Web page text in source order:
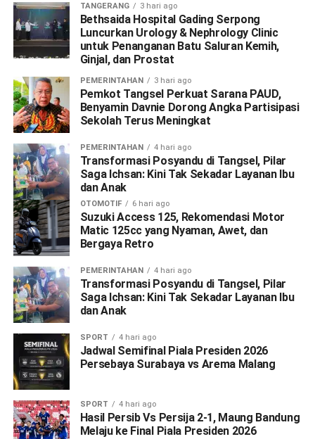
TANGERANG 3 hari ago
Bethsaida Hospital Gading Serpong
Luncurkan Urology & Nephrology Clinic
untuk Penanganan Batu Saluran Kemih,
Ginjal, dan Prostat
PEMERINTAHAN 3 hari ago
Pemkot Tangsel Perkuat Sarana PAUD,
Benyamin Davnie Dorong Angka Partisipasi
Sekolah Terus Meningkat
PEMERINTAHAN 4 hari ago
Transformasi Posyandu di Tangsel, Pilar
Saga Ichsan: Kini Tak Sekadar Layanan Ibu
dan Anak
OTOMOTIF 6 hari ago
Suzuki Access 125, Rekomendasi Motor
Matic 125cc yang Nyaman, Awet, dan
Bergaya Retro
PEMERINTAHAN 4 hari ago
Transformasi Posyandu di Tangsel, Pilar
Saga Ichsan: Kini Tak Sekadar Layanan Ibu
dan Anak
SPORT 4 hari ago
Jadwal Semifinal Piala Presiden 2026
Persebaya Surabaya vs Arema Malang
SPORT 4 hari ago
Hasil Persib Vs Persija 2-1, Maung Bandung
Melaju ke Final Piala Presiden 2026